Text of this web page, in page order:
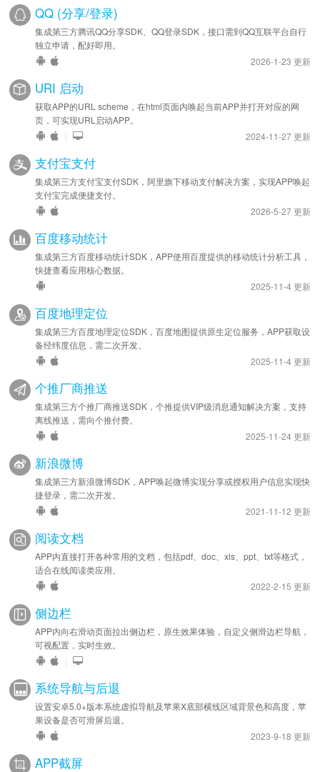
QQ (分享/登录)
集成第三方腾讯QQ分享SDK、QQ登录SDK，接口需到QQ互联平台自行
独立申请，配好即用。
2026-1-23 更新
URI 启动
获取APP的URL scheme，在html页面内唤起当前APP并打开对应的网
页，可实现URL启动APP。
|
2024-11-27 更新
支付宝支付
集成第三方支付宝支付SDK，阿里旗下移动支付解决方案，实现APP唤起
支付宝完成便捷支付。
2026-5-27 更新
百度移动统计
集成第三方百度移动统计SDK，APP使用百度提供的移动统计分析工具，
快捷查看应用核心数据。
2025-11-4 更新
百度地理定位
集成第三方百度地理定位SDK，百度地图提供原生定位服务，APP获取设
备经纬度信息，需二次开发。
2025-11-4 更新
个推厂商推送
集成第三方个推厂商推送SDK，个推提供VIP级消息通知解决方案，支持
离线推送，需向个推付费。
2025-11-24 更新
新浪微博
集成第三方新浪微博SDK，APP唤起微博实现分享或授权用户信息实现快
捷登录，需二次开发。
2021-11-12 更新
阅读文档
APP内直接打开各种常用的文档，包括pdf、doc、xls、ppt、txt等格式，
适合在线阅读类应用。
2022-2-15 更新
侧边栏
APP内向右滑动页面拉出侧边栏，原生效果体验，自定义侧滑边栏导航，
可视配置，实时生效。
|
系统导航与后退
设置安卓5.0+版本系统虚拟导航及苹果X底部横线区域背景色和高度，苹
果设备是否可滑屏后退。
2023-9-18 更新
APP截屏